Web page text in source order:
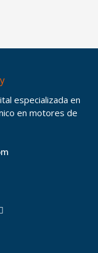
especializada en
en motores de
B